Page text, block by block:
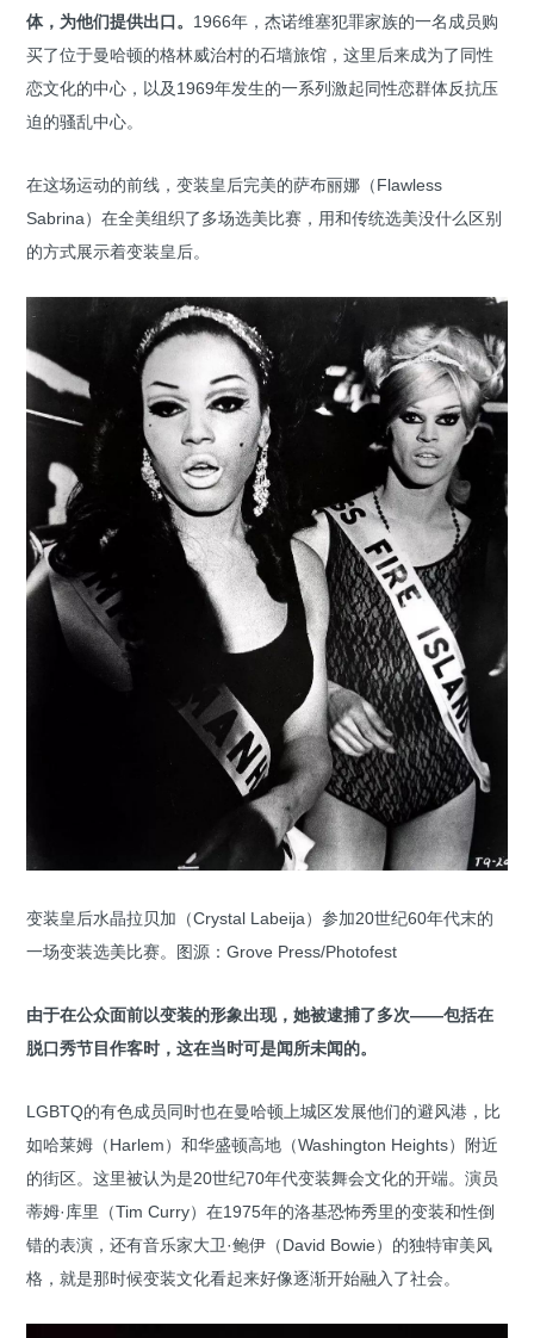
体，为他们提供出口。 1966年，杰诺维塞犯罪家族的一名成员购
买了位于曼哈顿的格林威治村的石墙旅馆，这里后来成为了同性
恋文化的中心，以及1969年发生的一系列激起同性恋群体反抗压
迫的骚乱中心。
在这场运动的前线，变装皇后完美的萨布丽娜（Flawless
Sabrina）在全美组织了多场选美比赛，用和传统选美没什么区别
的方式展示着变装皇后。
变装皇后水晶拉贝加（Crystal Labeija）参加20世纪60年代末的
一场变装选美比赛。图源：Grove Press/Photofest
由于在公众面前以变装的形象出现， 她被逮捕了多次——包括在
脱口秀节目作客时，这在当时可是闻所未闻的。
LGBTQ的有色成员同时也在曼哈顿上城区发展他们的避风港，比
如哈莱姆（Harlem）和华盛顿高地（Washington Heights）附近
的街区。这里被认为是20世纪70年代变装舞会文化的开端。演员
蒂姆·库里（Tim Curry）在1975年的洛基恐怖秀里的变装和性倒
错的表演，还有音乐家大卫·鲍伊（David Bowie）的独特审美风
格，就是那时候变装文化看起来好像逐渐开始融入了社会。